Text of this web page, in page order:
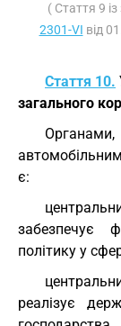
( Стаття 9
2301-VI від
Стаття 10.
загального
є:
забезпечує
політику у
реалізує